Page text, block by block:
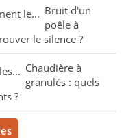
Bruit d'un
poêle à
le silence ?
Chaudière à
granulés : quels
?